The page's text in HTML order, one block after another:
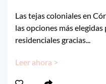
Las tejas coloniales en
las opciones más
residenciales gracias...
Leer ahora >